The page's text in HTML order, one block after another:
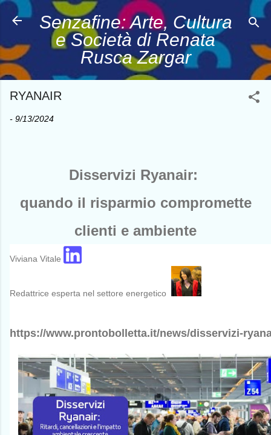
Passa ai
Senzafine: Arte, Cultura
e Società di Renata
Rusca Zargar
RYANAIR
- 9/13/2024
Disservizi Ryanair:
quando il risparmio compromette
clienti e ambiente
Viviana Vitale
Redattrice esperta nel settore energetico
https://www.prontobolletta.it/news/disservizi-